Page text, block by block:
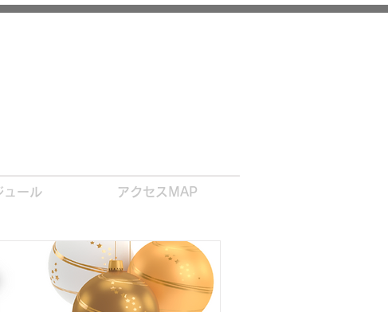
ュール アクセスMAP